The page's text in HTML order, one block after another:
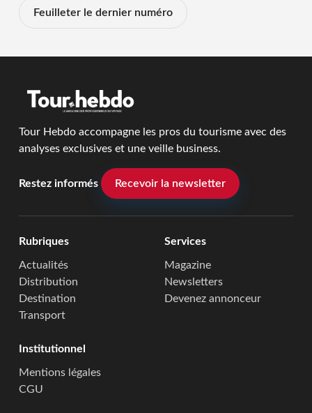
Feuilleter le dernier numéro
Tour Hebdo accompagne les pros du tourisme avec des
analyses exclusives et une veille business.
Restez informés Recevoir la newsletter
Rubriques
Actualités
Distribution
Destination
Transport
Services
Magazine
Newsletters
Devenez annonceur
Institutionnel
Mentions légales
CGU